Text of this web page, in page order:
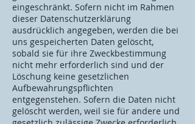
eingeschränkt. Sofern nicht im Rahmen
dieser Datenschutzerklärung
ausdrücklich angegeben, werden die bei
uns gespeicherten Daten gelöscht,
sobald sie für ihre Zweckbestimmung
nicht mehr erforderlich sind und der
Löschung keine gesetzlichen
Aufbewahrungspflichten
entgegenstehen. Sofern die Daten nicht
gelöscht werden, weil sie für andere und